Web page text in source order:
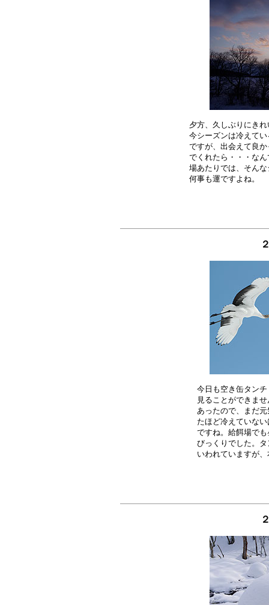
夕方、久しぶりにき
今シーズンは冷えて
ですが、出会えて良
でくれたら・・・な
場あたりでは、そん
今日も空き缶タン
見ることができま
あったので、まだ
たほど冷えていな
ですね。給餌場で
びっくりでした。